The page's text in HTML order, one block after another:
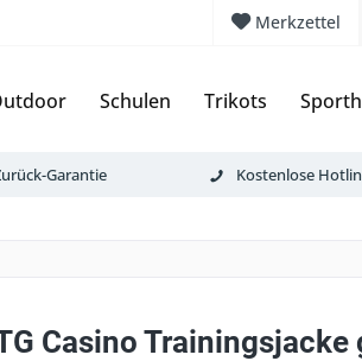
Merkzettel
Schulen Trikots
Garantie Kostenlose
Casino Trainingsjacke